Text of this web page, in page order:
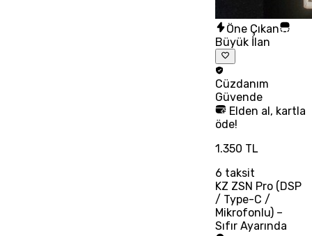
Öne Çıkan
Büyük İlan
Cüzdanım
Güvende
Elden al, kartla
öde!
1.350 TL
6 taksit
KZ ZSN Pro (DSP
/ Type-C /
Mikrofonlu) –
Sıfır Ayarında